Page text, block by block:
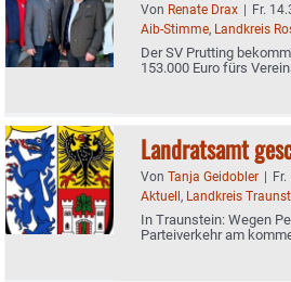
Von Renate Drax | Fr.
Aib-Stimme, Landkreis
Der SV Prutting
153.000 Euro fürs
Landratsamt
Von Tanja Geidobler |
Aktuell, Landkreis
In Traunstein: Wegen
Parteiverkehr am